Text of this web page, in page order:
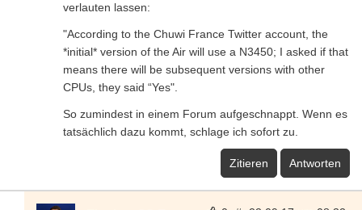
verlauten lassen:
"According to the Chuwi France Twitter account, the
*initial* version of the Air will use a N3450; I asked if that
means there will be subsequent versions with other
CPUs, they said “Yes".
So zumindest in einem Forum aufgeschnappt. Wenn es
tatsächlich dazu kommt, schlage ich sofort zu.
Zitieren Antworten